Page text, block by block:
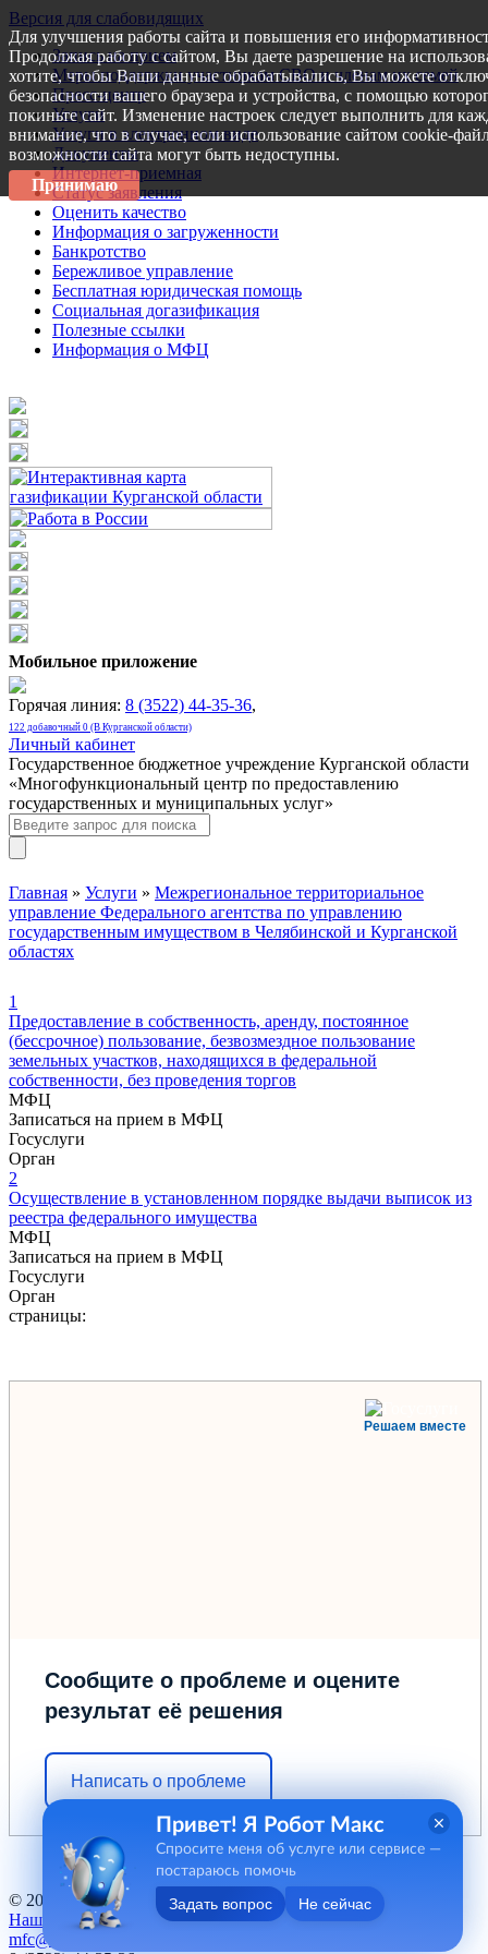
Версия для слабовидящих
Запись на прием
Меры поддержки участникам СВО и членам их семей
Пресс-центр
Услуги
Услуги в электронном виде
Документы
Интернет-приемная
Статус заявления
Оценить качество
Информация о загруженности
Банкротство
Бережливое управление
Бесплатная юридическая помощь
Социальная догазификация
Полезные ссылки
Информация о МФЦ
Мобильное приложение
Горячая линия: 8 (3522) 44-35-36,
122 добавочный 0 (В Курганской области)
Личный кабинет
Государственное бюджетное учреждение Курганской области
«Многофункциональный центр по предоставлению
государственных и муниципальных услуг»
Главная » Услуги » Межрегиональное территориальное
управление Федерального агентства по управлению
государственным имуществом в Челябинской и Курганской
областях
1
Предоставление в собственность, аренду, постоянное
(бессрочное) пользование, безвозмездное пользование
земельных участков, находящихся в федеральной
собственности, без проведения торгов
МФЦ
Записаться на прием в МФЦ
Госуслуги
Орган
2
Осуществление в установленном порядке выдачи выписок из
реестра федерального имущества
МФЦ
Записаться на прием в МФЦ
Госуслуги
Орган
страницы:
Решаем вместе
Сообщите о проблеме и оцените
результат её решения
Написать о проблеме
© 2012 - 2026 ГБУ "МФЦ" Курганской области
Наш баннер
mfc@kurganobl.ru
Для улучшения работы сайта и повышения его
Продолжая работу с сайтом, Вы даете разрешение на
хотите, чтобы Ваши данные обрабатывались, Вы можете
безопасности вашего браузера и устройства, с помощью
покиньте сайт. Изменение настроек следует выполнить для
внимание, что в случае, если использование сайтом cookie-
возможности сайта могут быть недоступны.
Принимаю
Привет! Я Робот Макс
Спросите меня об услуге или сервисе —
постараюсь помочь
Задать вопрос Не сейчас